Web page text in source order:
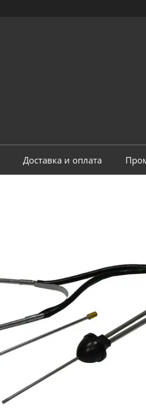
Доставка и оплата